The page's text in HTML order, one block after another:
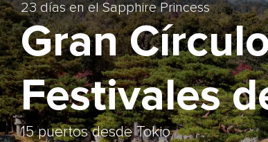
23 días en el Sapphire Princess
Gran
Festivales
15 puertos desde Tokio